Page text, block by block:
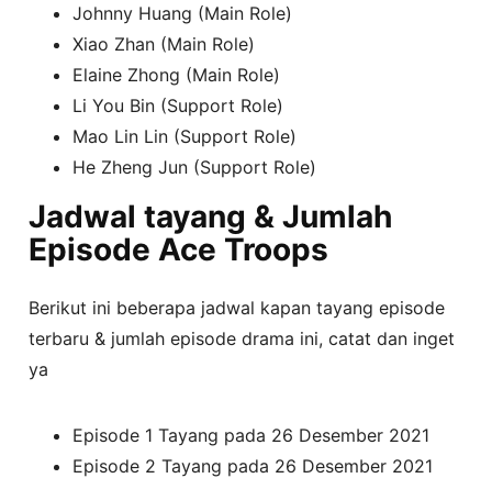
Johnny Huang (Main Role)
Xiao Zhan (Main Role)
Elaine Zhong (Main Role)
Li You Bin (Support Role)
Mao Lin Lin (Support Role)
He Zheng Jun (Support Role)
Jadwal tayang & Jumlah
Episode Ace Troops
Berikut ini beberapa jadwal kapan tayang episode
terbaru & jumlah episode drama ini, catat dan inget
ya
Episode 1 Tayang pada 26 Desember 2021
Episode 2 Tayang pada 26 Desember 2021